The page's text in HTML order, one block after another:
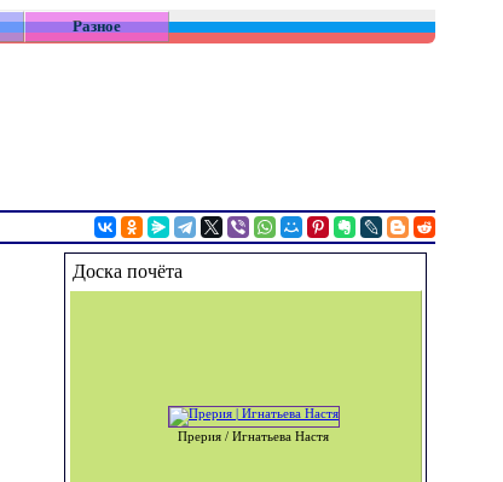
Разное
Доска почёта
Прерия / Игнатьева Настя